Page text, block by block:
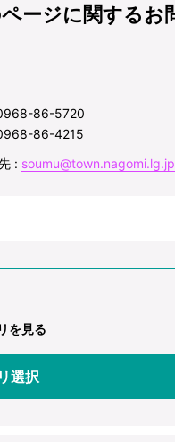
ージに関するお
86-5720
86-4215
: soumu@town.nagomi.lg.jp
を見る
選択